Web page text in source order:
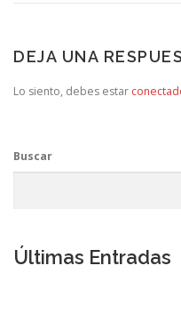
DEJA UNA
Lo siento, debes estar
Buscar
Últimas Entradas